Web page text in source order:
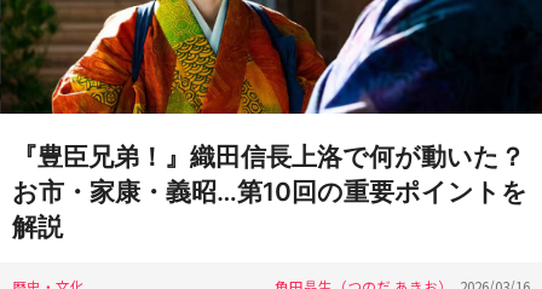
『豊臣兄弟！』織田信長上洛で何が動いた？
お市・家康・義昭…第10回の重要ポイントを
解説